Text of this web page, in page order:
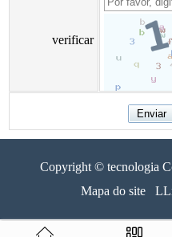
verificar
Copyright © tecnologia
Mapa do site